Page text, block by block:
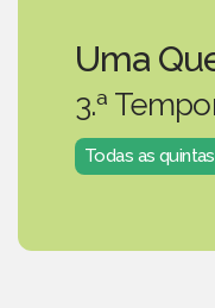
Uma
3.ª
Todas as